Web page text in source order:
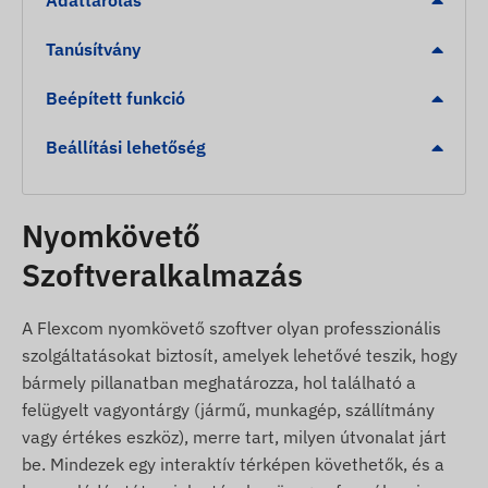
Sebességtúllépés riasztás
Digitális kerítés (Geofence) elhagyása vagy
Alacsony akkumulátor szint figyelmeztetés
A csomag tartalma
Juneo TK905B-E 4G LTE mágneses GPS
nyomkövető
SIM adapter készlet és SIM tű
Hordtáska és üzembehelyezési útmutató
Használati feltételek
A készülék normál működéséhez aktív kapcsolat
Tanúsítvány
Beépített funkció
Beállítási lehetőség
Nyomkövető
Szoftveralkalmazás
A Flexcom nyomkövető szoftver olyan professzionális
szolgáltatásokat biztosít, amelyek lehetővé teszik, hogy
bármely pillanatban meghatározza, hol található a
felügyelt vagyontárgy (jármű, munkagép, szállítmány
vagy értékes eszköz), merre tart, milyen útvonalat járt
be. Mindezek egy interaktív térképen követhetők, és a